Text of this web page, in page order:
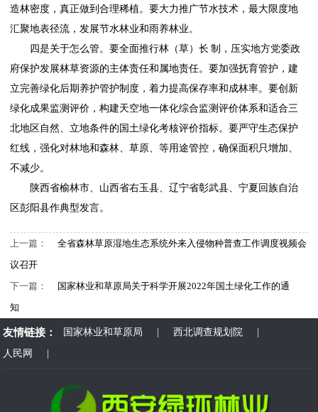
造林密度，真正做到合理稀植。要大力推广节水技术，最大限度地
汇聚地表径流，发展节水林业和雨养林业。
四是关于怎么管。要全面推行林（草）长 制，压实地方党委政
府保护发展林草资源的主体责任和属地责任。要加强抚育管护，建
立完善绿化后期养护管护制度，着力提高保存率和成林率。要创新
绿化成果监测评价，构建天空地一体化综合监测评价体系和适合三
北地区自然、立地条件的国土绿化考核评价指标。要严守生态保护
红线，强化对林地和森林、草原、等用途管控，确保面积只增加、
不减少。
陕西省榆林市、山西省右玉县、辽宁省彰武县、宁夏回族自治
区彭阳县作典型发言。
上一篇：
全省森林草原湿地生态系统外来入侵物种普查工作调度视频会
议召开
下一篇：
国家林业和草原局关于科学开展2022年国土绿化工作的通
知
友情链接： 国家林业和草原局 |西北调查规划院
人民网